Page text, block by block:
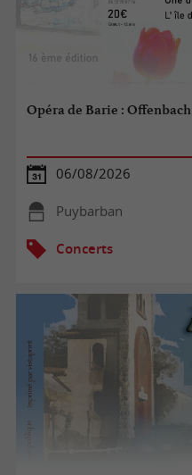
Opéra de Barie : Offenbach
06/08/2026
Puybarban
Concerts